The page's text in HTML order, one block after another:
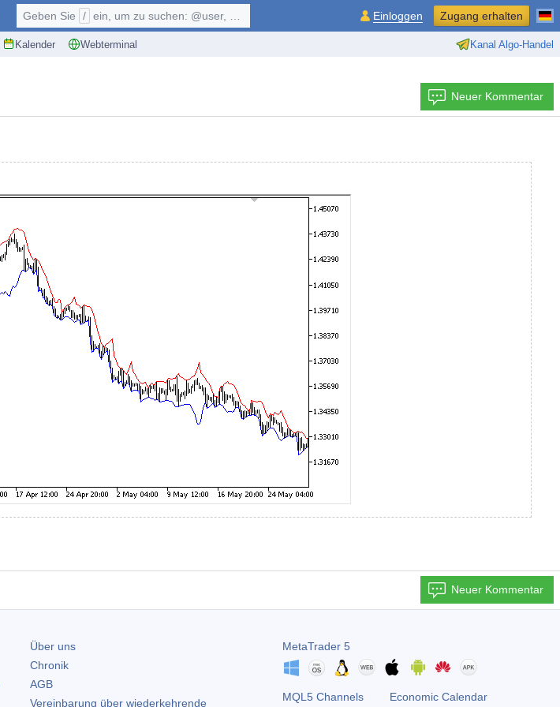
Kalender Webterminal Kanal Algo-Handel
Geben Sie / ein, um zu suchen: @user, $symbol, ... Einloggen Zugang erhalten
Neuer Kommentar
Neuer Kommentar
Über uns
Chronik
AGB
Vereinbarung über wiederkehrende
MetaTrader 5
MQL5 Channels Economic Calendar